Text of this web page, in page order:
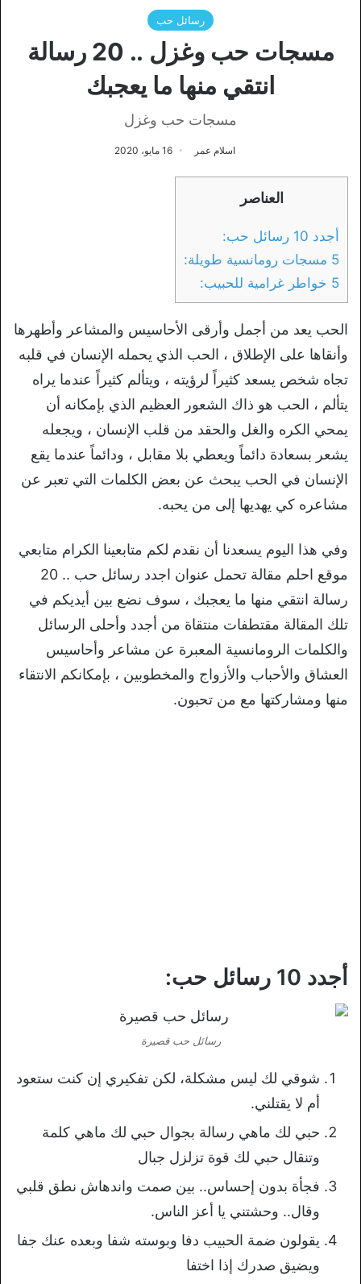
رسائل حب
مسجات حب وغزل .. 20 رسالة
انتقي منها ما يعجبك
مسجات حب وغزل
اسلام عمر 16 مايو، 2020
العناصر
أجدد 10 رسائل حب:
5 مسجات رومانسية طويلة:
5 خواطر غرامية للحبيب:
الحب يعد من أجمل وأرقى الأحاسيس والمشاعر وأطهرها
وأنقاها على الإطلاق ، الحب الذي يحمله الإنسان في قلبه
تجاه شخص يسعد كثيراً لرؤيته ، ويتألم كثيراً عندما يراه
يتألم ، الحب هو ذاك الشعور العظيم الذي بإمكانه أن
يمحي الكره والغل والحقد من قلب الإنسان ، ويجعله
يشعر بسعادة دائماً ويعطي بلا مقابل ، ودائماً عندما يقع
الإنسان في الحب يبحث عن بعض الكلمات التي تعبر عن
مشاعره كي يهديها إلى من يحبه.
وفي هذا اليوم يسعدنا أن نقدم لكم متابعينا الكرام متابعي
موقع احلم مقالة تحمل عنوان اجدد رسائل حب .. 20
رسالة انتقي منها ما يعجبك ، سوف نضع بين أيديكم في
تلك المقالة مقتطفات منتقاة من أجدد وأحلى الرسائل
والكلمات الرومانسية المعبرة عن مشاعر وأحاسيس
العشاق والأحباب والأزواج والمخطوبين ، بإمكانكم الانتقاء
منها ومشاركتها مع من تحبون.
أجدد 10 رسائل حب:
رسائل حب قصيرة
شوقي لك ليس مشكلة، لكن تفكيري إن كنت ستعود
أم لا يقتلني.
حبي لك ماهي رسالة بجوال حبي لك ماهي كلمة
وتنقال حبي لك قوة تزلزل جبال
فجأة بدون إحساس.. بين صمت واندهاش نطق قلبي
وقال.. وحشتني يا أعز الناس.
يقولون ضمة الحبيب دفا وبوسته شفا وبعده عنك جفا
ويضيق صدرك إذا اختفا